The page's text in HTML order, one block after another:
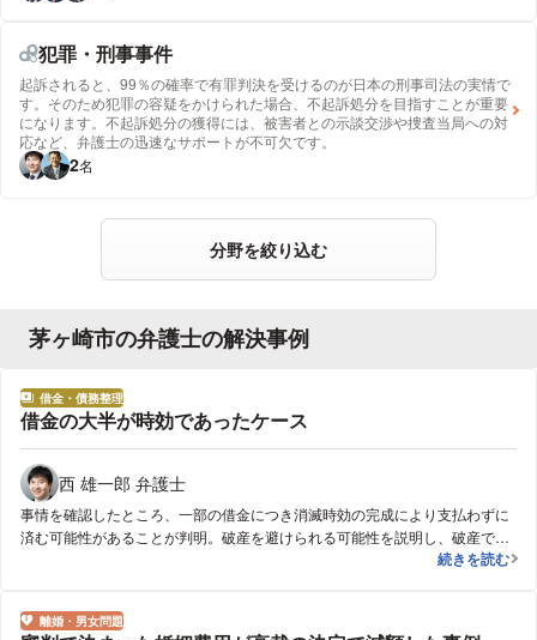
犯罪・刑事事件
起訴されると、99％の確率で有罪判決を受けるのが日本の刑事司法の実情で
す。そのため犯罪の容疑をかけられた場合、不起訴処分を目指すことが重要
になります。不起訴処分の獲得には、被害者との示談交渉や捜査当局への対
応など、弁護士の迅速なサポートが不可欠です。
2名
分野を絞り込む
茅ヶ崎市の弁護士の解決事例
借金・債務整理
分野
借金の大半が時効であったケース
西 雄一郎 弁護士
事情を確認したところ、一部の借金につき消滅時効の完成により支払わずに
済む可能性があることが判明。破産を避けられる可能性を説明し、破産でな
借金の大半が
続きを読む
離婚・男女問題
分野